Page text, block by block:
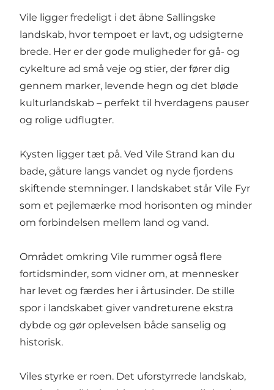
Vile ligger fredeligt i det åbne Sallingske
landskab, hvor tempoet er lavt, og udsigterne
brede. Her er der gode muligheder for gå- og
cykelture ad små veje og stier, der fører dig
gennem marker, levende hegn og det bløde
kulturlandskab – perfekt til hverdagens pauser
og rolige udflugter.
Kysten ligger tæt på. Ved Vile Strand kan du
bade, gåture langs vandet og nyde fjordens
skiftende stemninger. I landskabet står Vile Fyr
som et pejlemærke mod horisonten og minder
om forbindelsen mellem land og vand.
Området omkring Vile rummer også flere
fortidsminder, som vidner om, at mennesker
har levet og færdes her i årtusinder. De stille
spor i landskabet giver vandreturene ekstra
dybde og gør oplevelsen både sanselig og
historisk.
Viles styrke er roen. Det uforstyrrede landskab,